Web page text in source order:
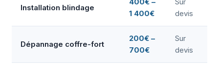
Installation blindage
1 400€
devis
Dépannage coffre-fort
200€ –
700€
Sur
devis